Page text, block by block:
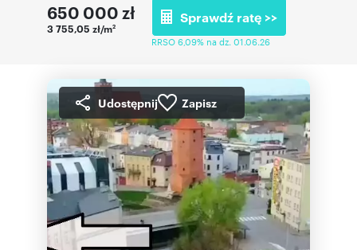
650 000 zł
3 755,05 zł/m2
Sprawdź ratę >>
RRSO 6,09% na dz. 01.06.26
Udostępnij Zapisz